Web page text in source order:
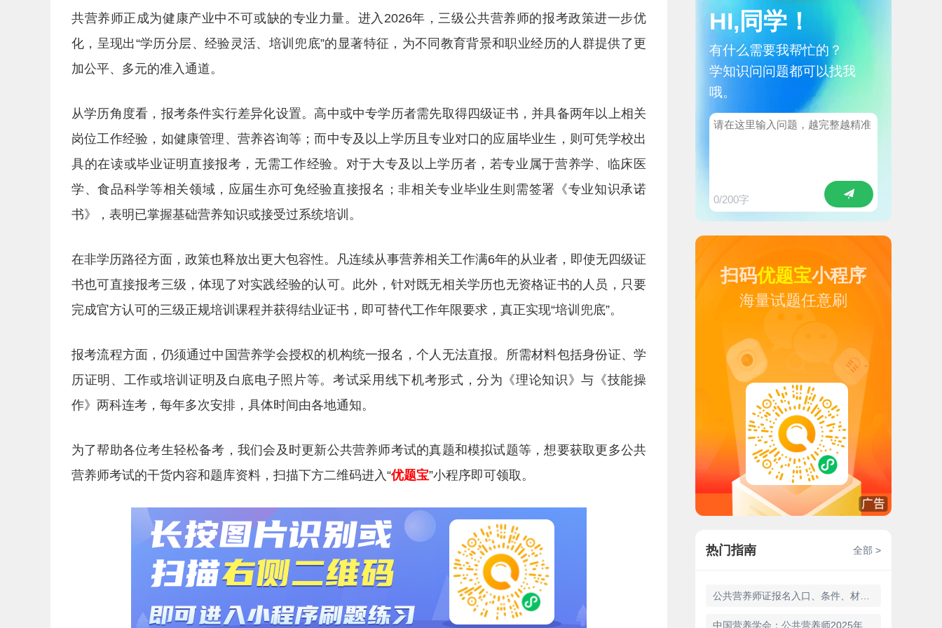
共营养师正成为健康产业中不可或缺的专业力量。进入2026年，三级公共营养师的报考政策进一步优
化，呈现出“学历分层、经验灵活、培训兜底”的显著特征，为不同教育背景和职业经历的人群提供了更
加公平、多元的准入通道。
从学历角度看，报考条件实行差异化设置。高中或中专学历者需先取得四级证书，并具备两年以上相关
岗位工作经验，如健康管理、营养咨询等；而中专及以上学历且专业对口的应届毕业生，则可凭学校出
具的在读或毕业证明直接报考，无需工作经验。对于大专及以上学历者，若专业属于营养学、临床医
学、食品科学等相关领域，应届生亦可免经验直接报名；非相关专业毕业生则需签署《专业知识承诺
书》，表明已掌握基础营养知识或接受过系统培训。
在非学历路径方面，政策也释放出更大包容性。凡连续从事营养相关工作满6年的从业者，即使无四级证
书也可直接报考三级，体现了对实践经验的认可。此外，针对既无相关学历也无资格证书的人员，只要
完成官方认可的三级正规培训课程并获得结业证书，即可替代工作年限要求，真正实现“培训兜底”。
报考流程方面，仍须通过中国营养学会授权的机构统一报名，个人无法直报。所需材料包括身份证、学
历证明、工作或培训证明及白底电子照片等。考试采用线下机考形式，分为《理论知识》与《技能操
作》两科连考，每年多次安排，具体时间由各地通知。
为了帮助各位考生轻松备考，我们会及时更新公共营养师考试的真题和模拟试题等，想要获取更多公共
营养师考试的干货内容和题库资料，扫描下方二维码进入“优题宝”小程序即可领取。
HI,同学！
有什么需要我帮忙的？
学知识问问题都可以找我
哦。
0/200字
扫码优题宝小程序
海量试题任意刷
热门指南 全部 >